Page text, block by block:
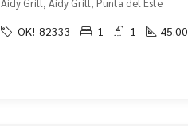
Aidy Grill, Aidy Grill, Punta del Este
OK!-82333 1 1 45.00